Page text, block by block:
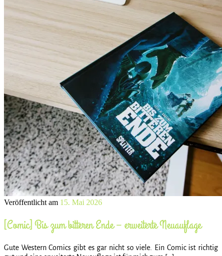
Veröffentlicht am 15. Mai 2026
[Comic] Bis zum bitteren Ende – erweiterte Neuauflage
Gute Western Comics gibt es gar nicht so viele. Ein Comic ist richtig